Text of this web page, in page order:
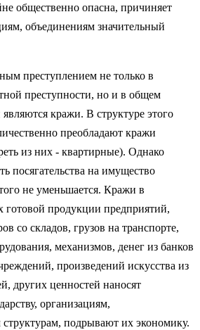
общественно опасна, причиняет
объединениям значительный
преступлением не только в
преступности, но и в общем
кражи. В структуре этого
преобладают кражи
из них - квартирные). Однако
посягательства на имущество
не уменьшается. Кражи в
готовой продукции предприятий,
со складов, грузов на транспорте,
механизмов, денег из банков
произведений искусства из
других ценностей наносят
организациям,
подрывают их экономику.